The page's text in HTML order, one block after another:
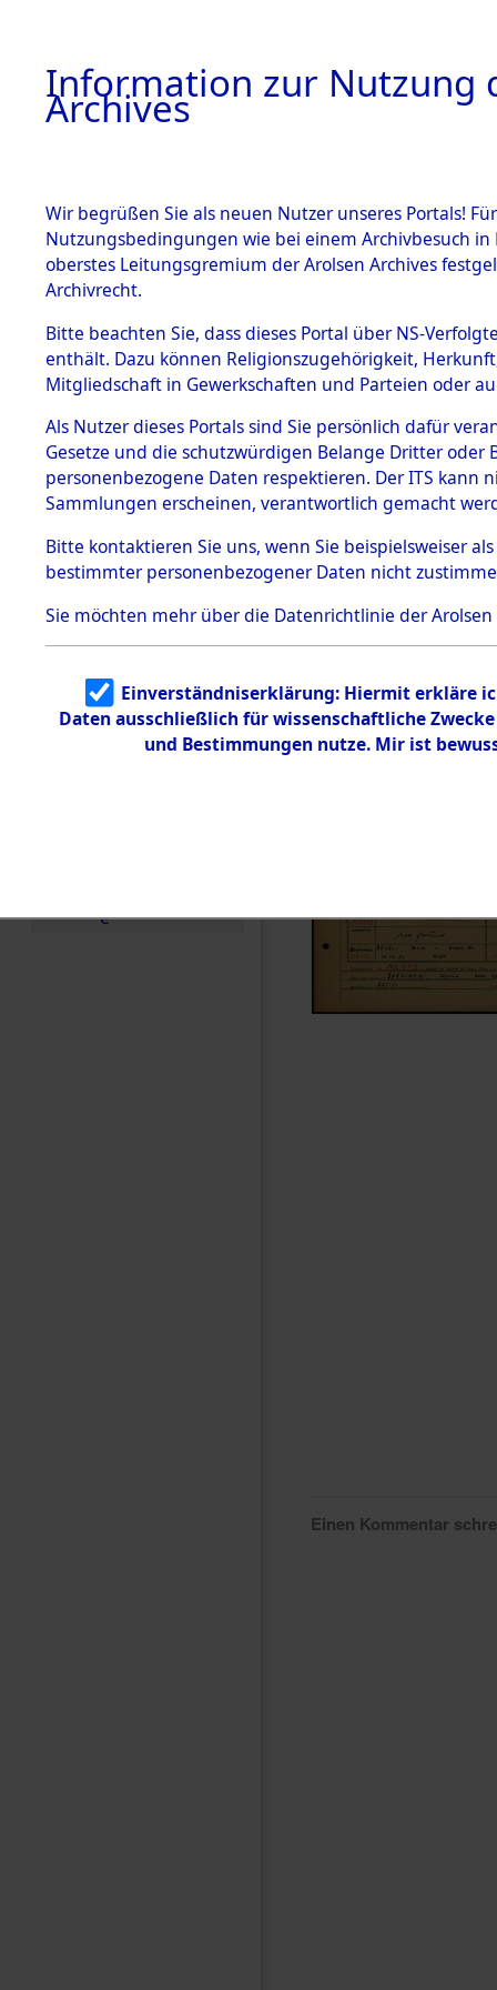
BESTÄNDE
1.
mente
5. Verschiedenes
5.3
Todesmärsche
5.3.1 Alliierte
Erhebungen
zu
Todesmärsch
en
5.3.2
Identifizierun
g
5.3.3
Todesmärsch
e
Dead -
Branch -
0004
Einen Kommentar
Information zur Nutzung
Archives
Wir begrüßen Sie als neuen Nutzer unseres Portals!
Nutzungsbedingungen wie bei einem Archivbesuch
oberstes Leitungsgremium der Arolsen Archives
Archivrecht.
Bitte beachten Sie, dass dieses Portal über NS-
enthält. Dazu können Religionszugehörigkeit,
Mitgliedschaft in Gewerkschaften und Parteien oder
Als Nutzer dieses Portals sind Sie persönlich dafür
Gesetze und die schutzwürdigen Belange Dritter
personenbezogene Daten respektieren. Der ITS
Sammlungen erscheinen, verantwortlich gemacht
Bitte kontaktieren Sie uns, wenn Sie beispielsweiser
bestimmter personenbezogener Daten nicht
Sie möchten mehr über die Datenrichtlinie der Arolsen
Einverständniserklärung: Hiermit erkläre
Daten ausschließlich für wissenschaftliche
und Bestimmungen nutze. Mir ist